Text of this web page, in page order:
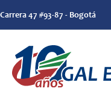
Carrera 47 #93-87 - Bogotá